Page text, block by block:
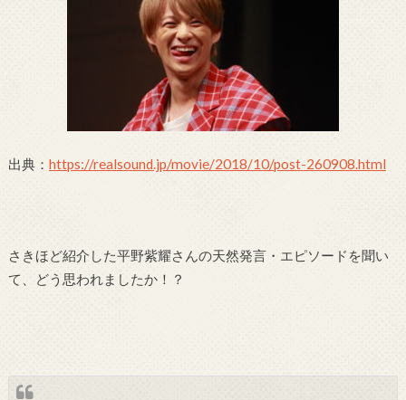
出典： https://realsound.jp/movie/2018/10/post-260908.html
さきほど紹介した平野紫耀さんの天然発言・エピソードを聞い
て、どう思われましたか！？